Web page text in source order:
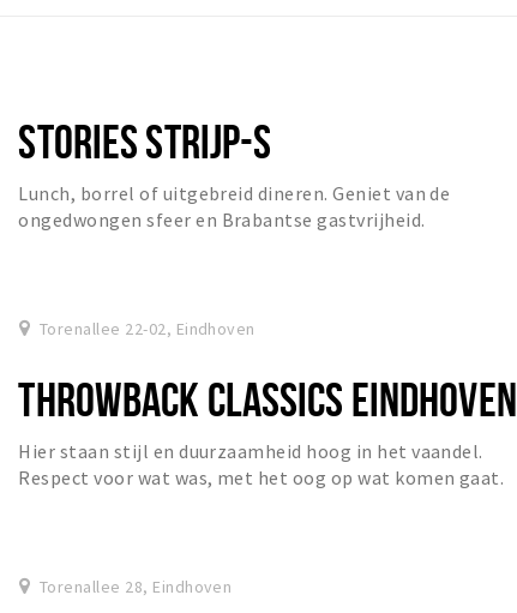
STORIES STRIJP-S
Lunch, borrel of uitgebreid dineren. Geniet van de
ongedwongen sfeer en Brabantse gastvrijheid.
Torenallee 22-02, Eindhoven
THROWBACK CLASSICS EINDHOVEN
Hier staan stijl en duurzaamheid hoog in het vaandel.
Respect voor wat was, met het oog op wat komen gaat.
Torenallee 28, Eindhoven